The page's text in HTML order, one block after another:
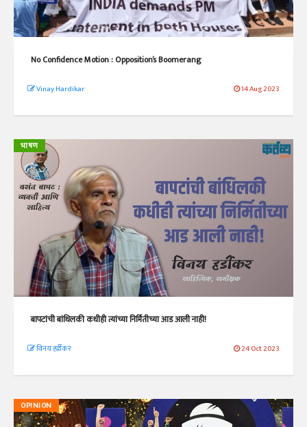
No Confidence Motion : Opposition’s Boomerang
Vinay Hardikar 14 Aug 2023
भाषण
बापटांची बांधिलकी कधीही त्यांच्या निर्मितीच्या आड आली नाही!
विनय हर्डीकर 24 Oct 2023
OPINION